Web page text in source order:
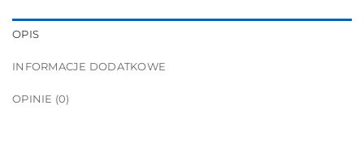
OPIS
INFORMACJE DODATKOWE
OPINIE (0)